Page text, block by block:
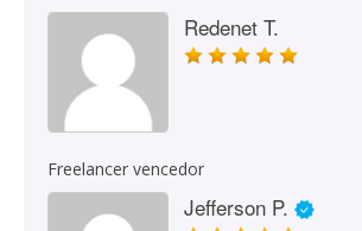
Redenet T.
Freelancer vencedor
Jefferson P.